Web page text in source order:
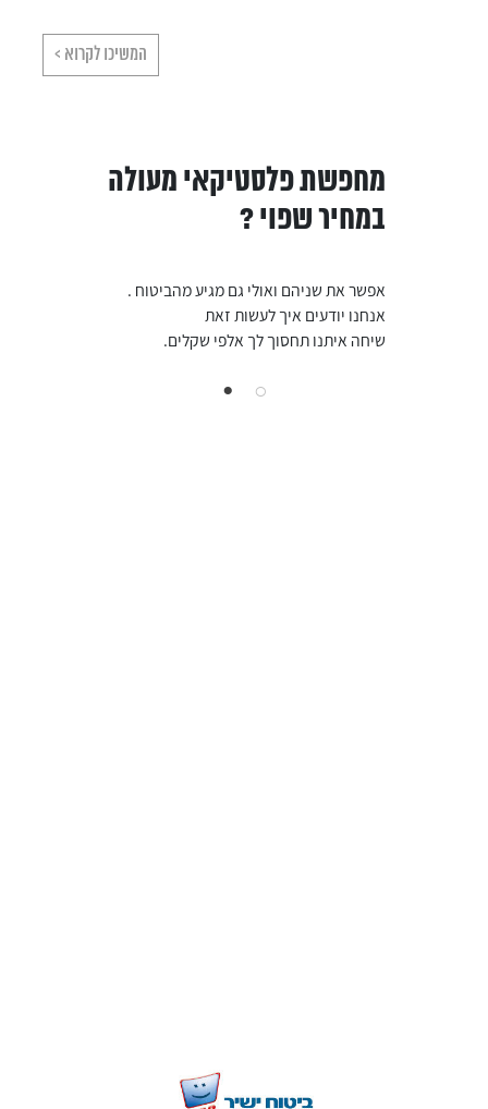
המשיכו לקרוא >
מחפשת פלסטיקאי מעולה
במחיר שפוי ?
אפשר את שניהם ואולי גם מגיע מהביטוח .
אנחנו יודעים איך לעשות זאת
שיחה איתנו תחסוך לך אלפי שקלים.